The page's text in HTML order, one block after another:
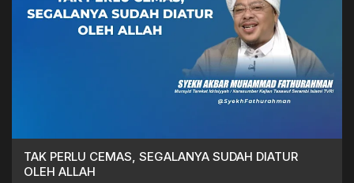
TAK PERLU CEMAS, SEGALANYA SUDAH DIATUR
OLEH ALLAH